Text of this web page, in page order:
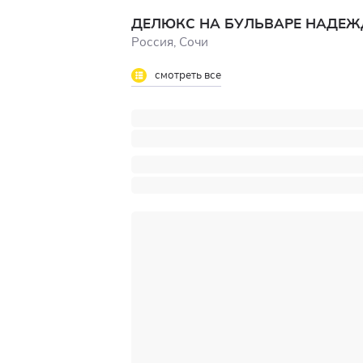
ДЕЛЮКС НА БУЛЬВАРЕ
Россия, Сочи
смотреть все